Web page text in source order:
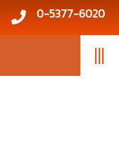
0-5377-6020
|||